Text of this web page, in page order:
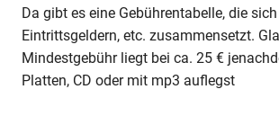
Da gibt es eine Gebührentabelle, die
Eintrittsgeldern, etc. zusammensetzt.
Mindestgebühr liegt bei ca. 25 €
Platten, CD oder mit mp3 auflegst